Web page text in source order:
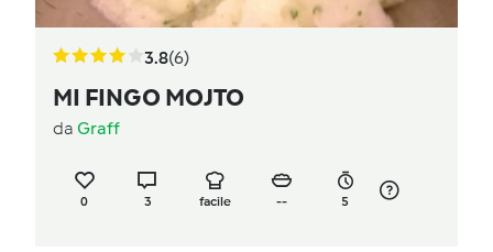
3.8(6)
MI FINGO MOJTO
da Graff
0 3 facile -- 5